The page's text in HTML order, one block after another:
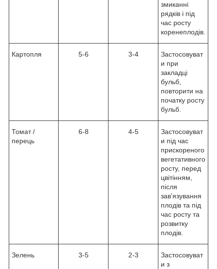
змиканні
рядків і під
час росту
коренеплодів.
Картопля 5-6 3-4
Застосовуват
и при
закладці
бульб,
повторити на
початку росту
бульб.
Томат /
перець
6-8 4-5
Застосовуват
и під час
прискореного
вегетативного
росту, перед
цвітінням,
після
зав'язування
плодів та під
час росту та
розвитку
плодів.
Зелень 3-5 2-3
Застосовуват
и з